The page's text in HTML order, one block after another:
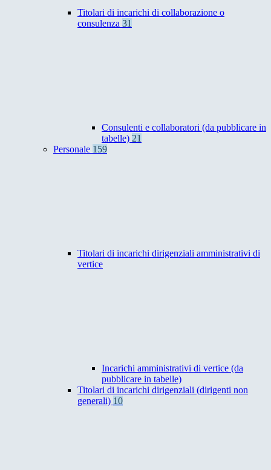
Titolari di incarichi di collaborazione o
consulenza 31
Consulenti e collaboratori (da pubblicare in
tabelle) 21
Personale 159
Titolari di incarichi dirigenziali amministrativi di
vertice
Incarichi amministrativi di vertice (da
pubblicare in tabelle)
Titolari di incarichi dirigenziali (dirigenti non
generali) 10